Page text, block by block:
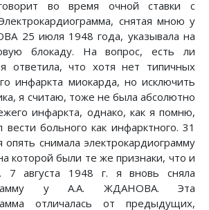
во время очной ставки с
снятая мною у
25 июля 1948 года, указывала на
блокаду. На вопрос, есть ли
ответила, что хотя нет типичных
инфаркта миокарда, но исключить
я считаю, тоже не была абсолютно
инфаркта, однако, как я помню,
больного как инфарктного. 31
снимала электрокардиограмму
которой были те же признаки, что и
7 августа 1948 г. я вновь сняла
у А.А. ЖДАНОВА. Эта
отличалась от предыдущих,